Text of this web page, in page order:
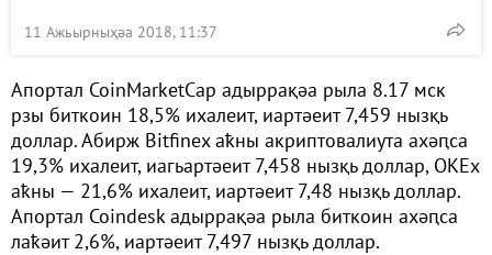
11 Ажьырныҳәа 2018, 11:37
Апортал CoinMarketCap адыррақәа рыла 8.17 мск
рзы биткоин 18,5% ихалеит, иартәеит 7,459 нызқь
доллар. Абирж Bitfinex аҟны акриптовалиута ахәԥса
19,3% ихалеит, иагьартәеит 7,458 нызқь доллар, OKEx
аҟны — 21,6% ихалеит, иартәеит 7,48 нызқь доллар.
Апортал Coindesk адыррақәа рыла биткоин ахәԥса
лаҟәит 2,6%, иартәеит 7,497 нызқь доллар.